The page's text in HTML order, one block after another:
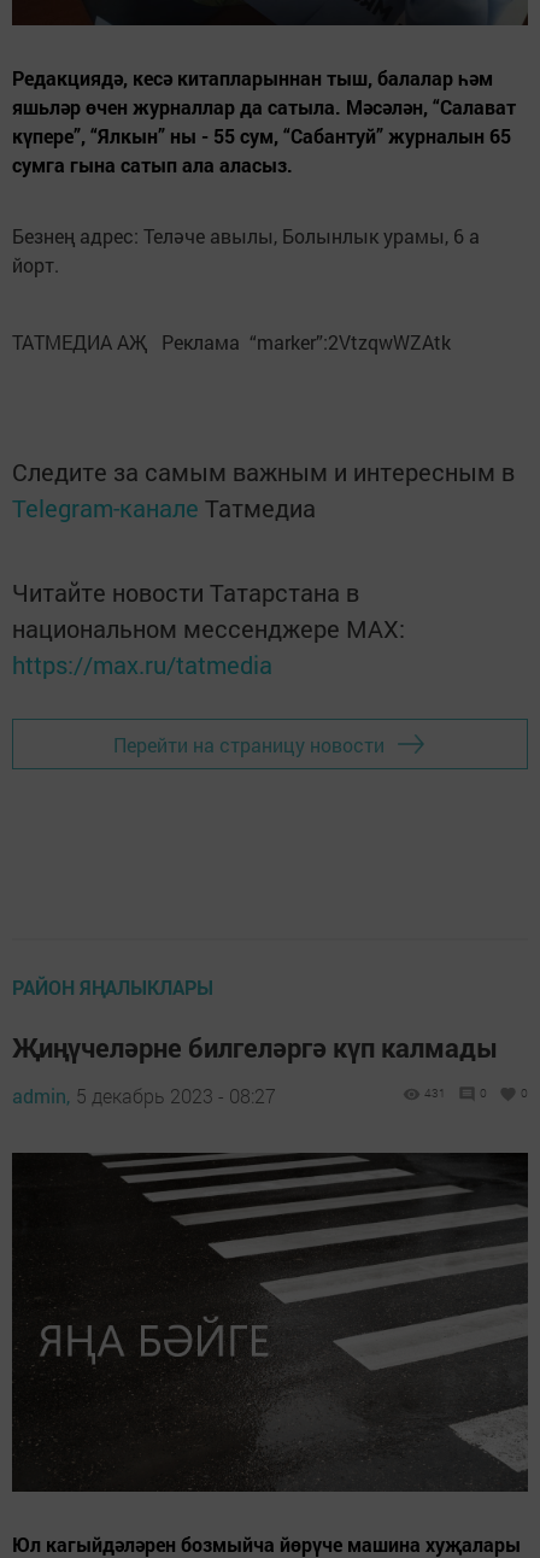
Редакциядә, кесә китапларыннан тыш, балалар һәм
яшьләр өчен журналлар да сатыла. Мәсәлән, “Салават
күпере”, “Ялкын” ны - 55 сум, “Сабантуй” журналын 65
сумга гына сатып ала аласыз.
Безнең адрес: Теләче авылы, Болынлык урамы, 6 а
йорт.
ТАТМЕДИА АҖ Реклама “marker”:2VtzqwWZAtk
Следите за самым важным и интересным в
Telegram-канале Татмедиа
Читайте новости Татарстана в
национальном мессенджере MАХ:
https://max.ru/tatmedia
Перейти на страницу новости
РАЙОН ЯҢАЛЫКЛАРЫ
Җиңүчеләрне билгеләргә күп калмады
admin, 5 декабрь 2023 - 08:27 431 0 0
Юл кагыйдәләрен бозмыйча йөрүче машина хуҗалары